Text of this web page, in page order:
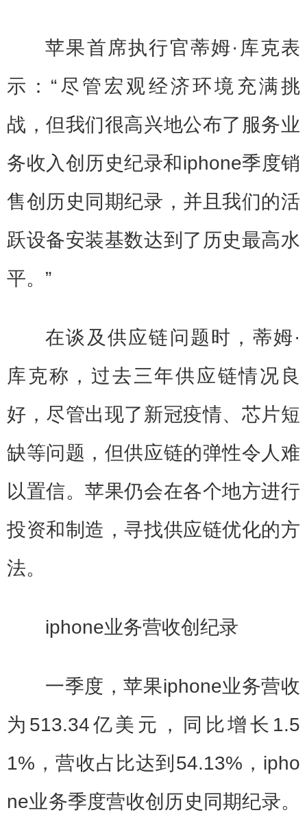
苹果首席执行官蒂姆·库克表
示：“尽管宏观经济环境充满挑
战，但我们很高兴地公布了服务业
务收入创历史纪录和iphone季度销
售创历史同期纪录，并且我们的活
跃设备安装基数达到了历史最高水
平。”
在谈及供应链问题时，蒂姆·
库克称，过去三年供应链情况良
好，尽管出现了新冠疫情、芯片短
缺等问题，但供应链的弹性令人难
以置信。苹果仍会在各个地方进行
投资和制造，寻找供应链优化的方
法。
iphone业务营收创纪录
一季度，苹果iphone业务营收
为513.34亿美元，同比增长1.5
1%，营收占比达到54.13%，ipho
ne业务季度营收创历史同期纪录。